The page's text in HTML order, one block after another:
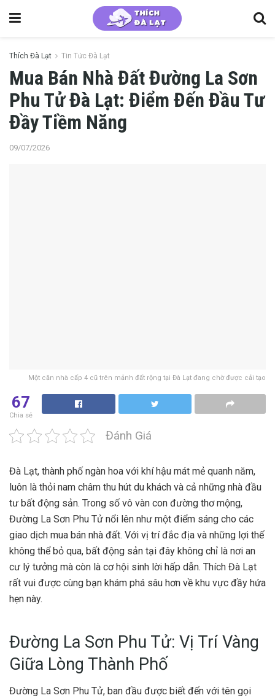
Thích Đà Lạt Tin Tức Đà Lạt
Mua Bán Nhà Đất Đường La Sơn
Phu Tử Đà Lạt: Điểm Đến Đầu Tư
Đầy Tiềm Năng
09/07/2026
Một căn nhà cấp 4 cũ trên mảnh đất rộng tại Đà Lạt đang chờ được cải tạo
67
Chia sẻ
Đánh Giá
Đà Lạt, thành phố ngàn hoa với khí hậu mát mẻ quanh năm,
luôn là thỏi nam châm thu hút du khách và cả những nhà đầu
tư bất động sản. Trong số vô vàn con đường thơ mộng,
Đường La Sơn Phu Tử nổi lên như một điểm sáng cho các
giao dịch mua bán nhà đất. Với vị trí đắc địa và những lợi thế
không thể bỏ qua, bất động sản tại đây không chỉ là nơi an
cư lý tưởng mà còn là cơ hội sinh lời hấp dẫn. Thích Đà Lạt
rất vui được cùng bạn khám phá sâu hơn về khu vực đầy hứa
hẹn này.
Đường La Sơn Phu Tử: Vị Trí Vàng
Giữa Lòng Thành Phố
Đường La Sơn Phu Tử, ban đầu được biết đến với tên gọi